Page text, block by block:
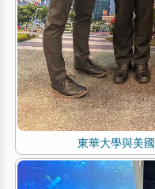
東華大學與美